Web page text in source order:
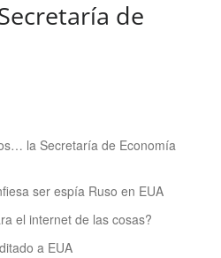
de
la Secretaría de Economía
ser espía Ruso en EUA
el internet de las cosas?
a EUA